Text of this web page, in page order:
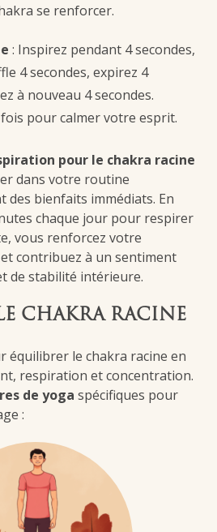
se renforcer.
: Inspirez pendant 4 secondes,
4 secondes, expirez 4
à nouveau 4 secondes.
pour calmer votre esprit.
pour le chakra racine
dans votre routine
bienfaits immédiats. En
chaque jour pour respirer
vous renforcez votre
contribuez à un sentiment
de stabilité intérieure.
CHAKRA RACINE
équilibrer le chakra racine en
respiration et concentration.
de yoga spécifiques pour
: